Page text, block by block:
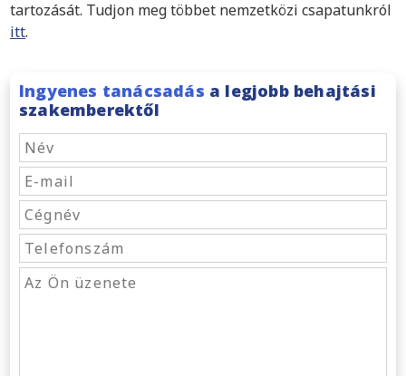
tartozását. Tudjon meg többet nemzetközi csapatunkról
itt.
Ingyenes tanácsadás a legjobb behajtási
szakemberektől